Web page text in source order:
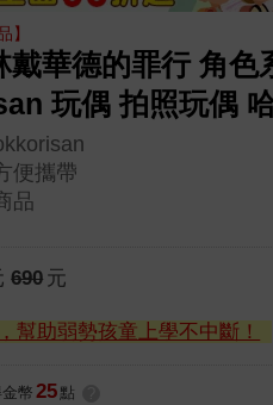
】
戴華德的罪行 角色
玩偶 拍照玩偶
便攜帶
品
690 元
幫助弱勢孩童上學不中斷！
幣 25 點